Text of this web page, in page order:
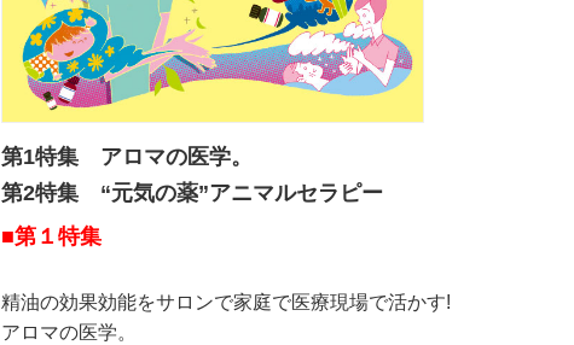
第1特集 アロマの医学。
第2特集 “元気の薬”アニマルセラピー
■第１特集
精油の効果効能をサロンで家庭で医療現場で活かす!
アロマの医学。